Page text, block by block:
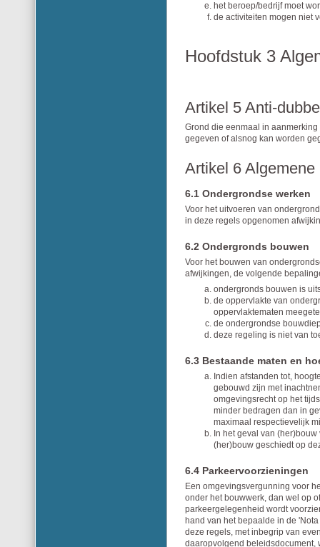
het beroep/bedrijf moet
de activiteiten mogen niet
Hoofdstuk 3
Artikel 5 Anti-
Grond die eenmaal in
gegeven of alsnog kan worden
Artikel 6 Algemene
6.1 Ondergrondse werken
Voor het uitvoeren van
in deze regels opgenomen
6.2 Ondergronds bouwen
Voor het bouwen van
afwijkingen, de volgende
ondergronds bouwen is
de oppervlakte van
oppervlaktematen
de ondergrondse
deze regeling is niet van
6.3 Bestaande maten en
Indien afstanden tot,
gebouwd zijn met
omgevingsrecht op het
minder bedragen dan in
maximaal respectievelijk
In het geval van
(her)bouw geschiedt op
6.4 Parkeervoorzieningen
Een omgevingsvergunning voor
onder het bouwwerk, dan wel op
parkeergelegenheid wordt
hand van het bepaalde in de
deze regels, met inbegrip van
daaropvolgend beleidsdocument,